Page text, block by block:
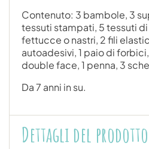
Contenuto: 3 bambole, 3
tessuti stampati, 5 tessuti di
fettucce o nastri, 2 fili
autoadesivi, 1 paio di
double face, 1 penna, 3
Da 7 anni in su.
Dettagli del prodotto